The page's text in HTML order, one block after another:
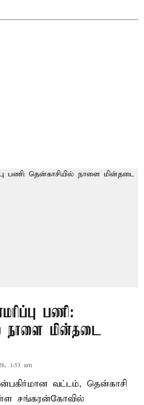
பணி:
நாளை மின்தடை
1:53 am
வட்டம், தென்காசி
சங்கரன்கோவில்